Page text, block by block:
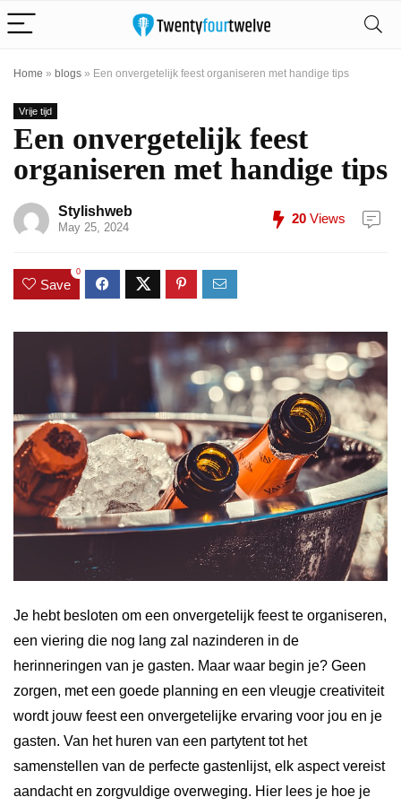
Home » blogs » Een onvergetelijk feest organiseren met handige tips
Vrije tijd
Een onvergetelijk feest
organiseren met handige tips
Stylishweb
May 25, 2024
20 Views
Save
0
Je hebt besloten om een onvergetelijk feest te organiseren,
een viering die nog lang zal nazinderen in de
herinneringen van je gasten. Maar waar begin je? Geen
zorgen, met een goede planning en een vleugje creativiteit
wordt jouw feest een onvergetelijke ervaring voor jou en je
gasten. Van het huren van een partytent tot het
samenstellen van de perfecte gastenlijst, elk aspect vereist
aandacht en zorgvuldige overweging. Hier lees je hoe je